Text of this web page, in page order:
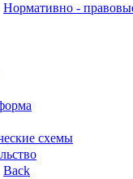
Нормативно -
схемы
Back